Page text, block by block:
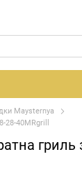
Maysternya
40MRgrill